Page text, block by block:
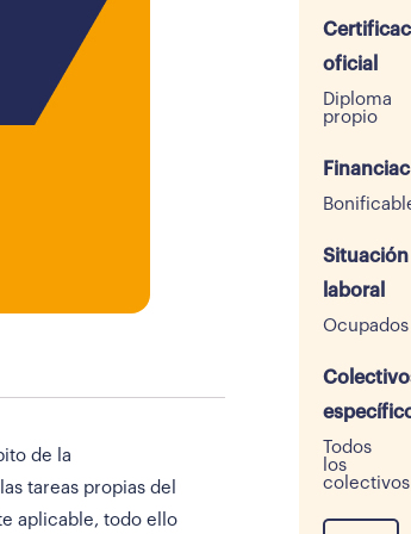
de la
tareas propias del
aplicable, todo ello
oficial
Diploma
propio
Situación
laboral
Ocupados
Todos
los
colectivos